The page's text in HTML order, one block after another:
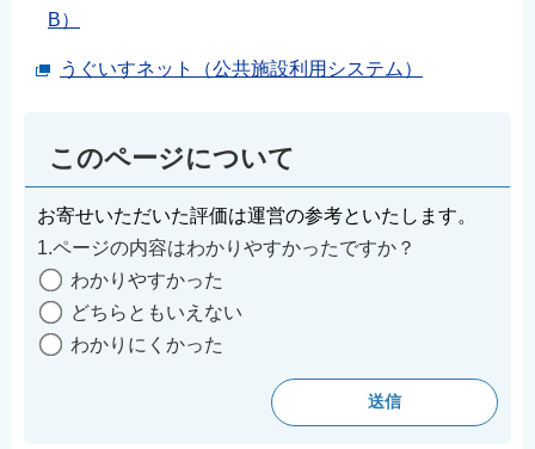
B）
うぐいすネット（公共施設利用システム）
このページについて
お寄せいただいた評価は運営の参考といたします。
1.ページの内容はわかりやすかったですか？
わかりやすかった
どちらともいえない
わかりにくかった